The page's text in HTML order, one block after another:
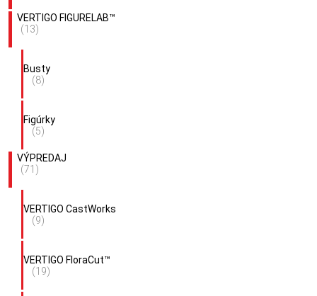
VERTIGO FIGURELAB™
(13)
Busty
(8)
Figúrky
(5)
VÝPREDAJ
(71)
VERTIGO CastWorks
(9)
VERTIGO FloraCut™
(19)